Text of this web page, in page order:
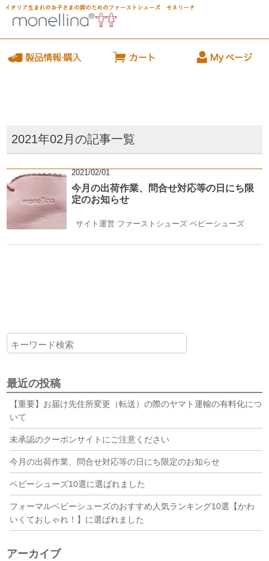
2021年02月の記事一覧
2021/02/01
今月の出荷作業、問合せ対応等の日にち限
定のお知らせ
サイト運営 ファーストシューズ ベビーシューズ
最近の投稿
【重要】お届け先住所変更（転送）の際のヤマト運輸の有料化につ
いて
未承認のクーポンサイトにご注意ください
今月の出荷作業、問合せ対応等の日にち限定のお知らせ
ベビーシューズ10選に選ばれました
フォーマルベビーシューズのおすすめ人気ランキング10選【かわ
いくておしゃれ！】に選ばれました
アーカイブ